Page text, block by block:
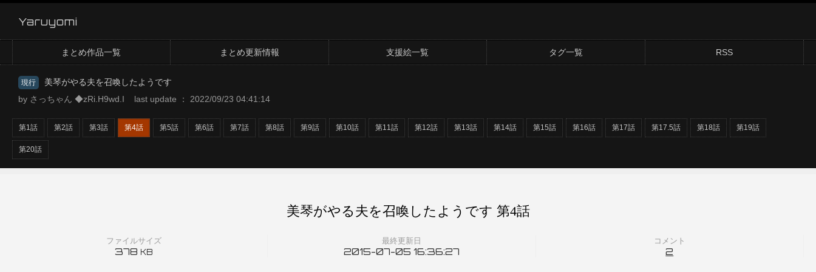
Yaruyomi
まとめ作品一覧 まとめ更新情報 支援絵一覧 タグ一覧 RSS
現行
美琴がやる夫を召喚したようです
by さっちゃん ◆zRi.H9wd.I last update ： 2022/09/23 04:41:14
第1話 第2話 第3話 第4話 第5話 第6話 第7話 第8話 第9話 第10話 第11話 第12話 第13話 第14話 第15話 第16話 第17話 第17.5話 第18話 第19話
第20話
ファイルサイズ
378 KB
最終更新日
2015-07-05 16:36:27
コメント
2
美琴がやる夫を召喚したようです 第4話